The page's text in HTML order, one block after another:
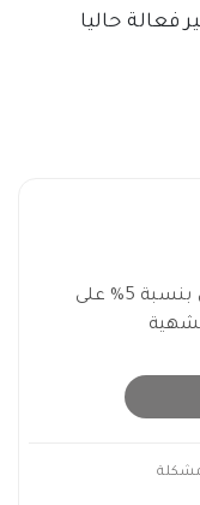
كود خصم طازج فعال بنسبة 5% على
مشكلة